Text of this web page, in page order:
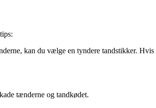
kan du vælge en tyndere tandstikker. Hvis
tænderne og tandkødet.